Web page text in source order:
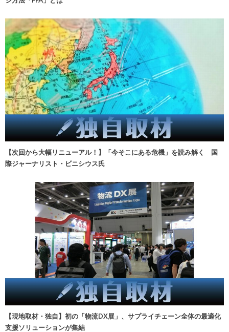
【次回から大幅リニューアル！】「今そこにある危機」を読み解く 国
際ジャーナリスト・ビニシウス氏
【現地取材・独自】初の「物流DX展」、サプライチェーン全体の最適化
支援ソリューションが集結